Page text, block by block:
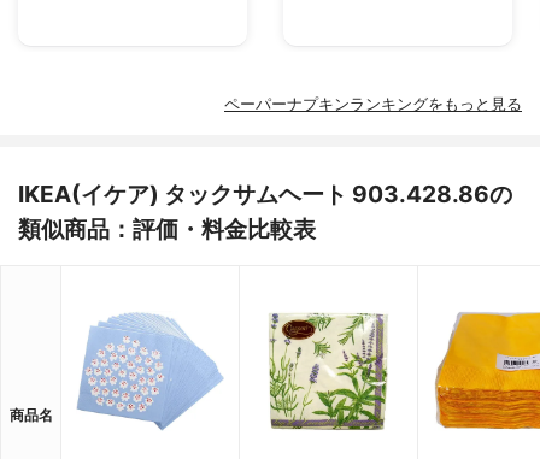
ペーパーナプキンランキングをもっと見る
IKEA(イケア) タックサムヘート 903.428.86の
類似商品：評価・料金比較表
商品名